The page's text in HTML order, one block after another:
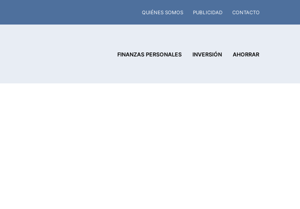
QUIÉNES SOMOS PUBLICIDAD CONTACTO
FINANZAS PERSONALES INVERSIÓN AHORRAR